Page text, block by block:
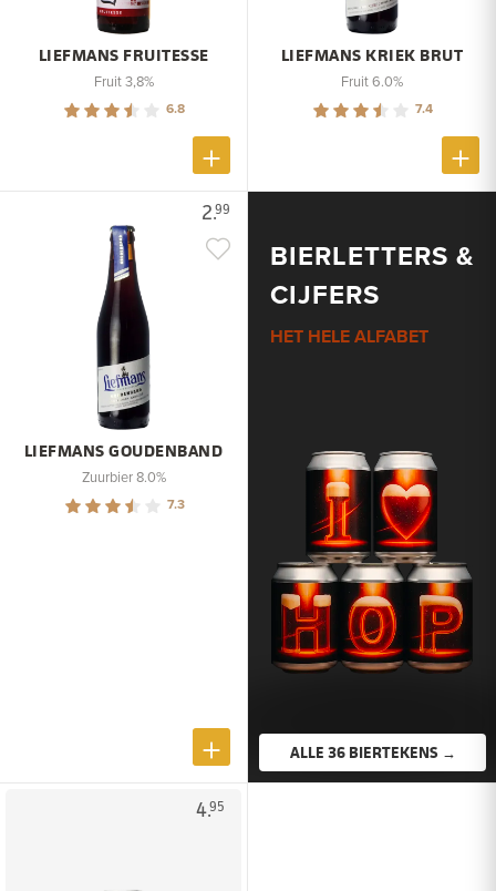
LIEFMANS FRUITESSE
Fruit 3,8%
6.8
LIEFMANS KRIEK BRUT
Fruit 6.0%
7.4
2.99
LIEFMANS GOUDENBAND
Zuurbier 8.0%
7.3
BIERLETTERS &
CIJFERS
HET HELE ALFABET
ALLE 36 BIERTEKENS →
4.95